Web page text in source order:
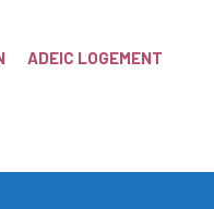
ADEIC LOGEMENT